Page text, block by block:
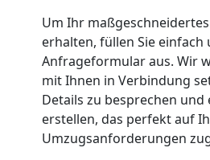
Um Ihr maßgeschneidertes
erhalten, füllen Sie einfach
Anfrageformular aus. Wir
mit Ihnen in Verbindung
Details zu besprechen und
erstellen, das perfekt auf
Umzugsanforderungen